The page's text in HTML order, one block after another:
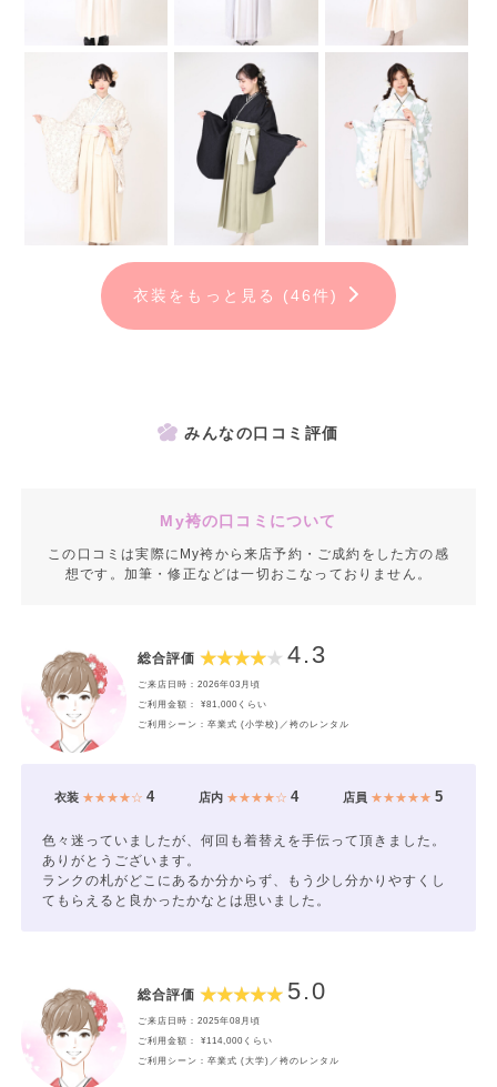
衣装をもっと見る (46件)
みんなの口コミ評価
My袴の口コミについて
この口コミは実際にMy袴から来店予約・ご成約をした方の感
想です。加筆・修正などは一切おこなっておりません。
総合評価 4.3
ご来店日時：2026年03月頃
ご利用金額： ¥81,000くらい
ご利用シーン：卒業式 (小学校)／袴のレンタル
衣装★★★★☆ 4 店内★★★★☆ 4 店員 ★★★★★5
色々迷っていましたが、何回も着替えを手伝って頂きました。
ありがとうございます。
ランクの札がどこにあるか分からず、もう少し分かりやすくし
てもらえると良かったかなとは思いました。
総合評価 5.0
ご来店日時：2025年08月頃
ご利用金額： ¥114,000くらい
ご利用シーン：卒業式 (大学)／袴のレンタル